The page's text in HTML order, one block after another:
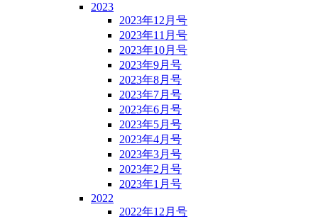
2023
2023年12月号
2023年11月号
2023年10月号
2023年9月号
2023年8月号
2023年7月号
2023年6月号
2023年5月号
2023年4月号
2023年3月号
2023年2月号
2023年1月号
2022
2022年12月号